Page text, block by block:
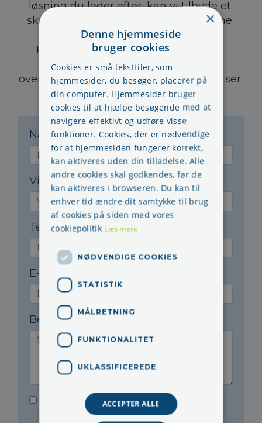
løsning du leder efter, kan vi tilbyde et
skræddersyet tilbud, der passer til dine
behov.
Kontakt os i dag, og få et hurtigt og
uforpligtende tilbud, som giver dig
overblik og tryghed i din beslutning. Vi ser
frem til at høre fra dig!
Navn:*
Virksomhed:
Telefon:*
E-mail:
Besked:
Ja tak, jeg ønsker at blive tilmeldt
nyhedsbrev.
×
Denne hjemmeside
bruger cookies
Cookies er små tekstfiler, som
hjemmesider, du besøger, placerer på
din computer. Hjemmesider bruger
cookies til at hjælpe besøgende med at
navigere effektivt og udføre visse
funktioner. Cookies, der er nødvendige
for at hjemmesiden fungerer korrekt,
kan aktiveres uden din tilladelse. Alle
andre cookies skal godkendes, før de
kan aktiveres i browseren. Du kan til
enhver tid ændre dit samtykke til brug
af cookies på siden med vores
cookiepolitik Læs mere
NØDVENDIGE COOKIES
STATISTIK
MÅLRETNING
FUNKTIONALITET
UKLASSIFICEREDE
ACCEPTER ALLE